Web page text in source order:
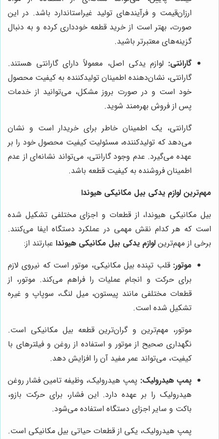
ارزان‌قیمت و فرآیندهای تولید غیراستاندارد باشد. در این
صورت، بهتر است از خرید قطعه خودداری کرده و به دنبال
گزینه‌های معتبرتر باشید.
گارانتی: لوازم یدکی اصل، معمولاً دارای گارانتی هستند.
گارانتی، نشان‌دهنده اطمینان تولیدکننده به کیفیت محصول
خود است و در صورت بروز مشکل، می‌توانید از خدمات
پس از فروش بهره‌مند شوید.
گارانتی، یک اطمینان خاطر برای خریدار است و نشان
می‌دهد که تولیدکننده، مسئولیت کیفیت محصول خود را بر
عهده می‌گیرد. عدم وجود گارانتی، می‌تواند نشانه‌ای از عدم
اطمینان فروشنده به کیفیت قطعه باشد.
مهم‌ترین لوازم یدکی بیل مکانیکی هیوندا
بیل مکانیکی هیوندا، از قطعات و اجزای مختلفی تشکیل شده
است که هر کدام نقش مهمی در عملکرد دستگاه ایفا می‌کنند.
برخی از مهم‌ترین لوازم یدکی بیل مکانیکی هیوندا عبارتند از:
موتور: قلب تپنده بیل مکانیکی، موتور است که نیروی لازم
برای حرکت و انجام عملیات را فراهم می‌کند. موتور، از
قطعات مختلفی مانند پیستون، میل لنگ، سوپاپ و غیره
تشکیل شده است.
موتور، مهم‌ترین و گران‌ترین قطعه بیل مکانیکی است.
نگهداری صحیح از موتور و استفاده از روغن و فیلترهای با
کیفیت، می‌تواند عمر مفید آن را افزایش دهد.
پمپ هیدرولیک: پمپ هیدرولیک، وظیفه تامین فشار روغن
هیدرولیک را بر عهده دارد. این فشار، برای حرکت بازو،
باکت و سایر اجزای دستگاه استفاده می‌شود.
پمپ هیدرولیک، یکی از قطعات حیاتی بیل مکانیکی است.